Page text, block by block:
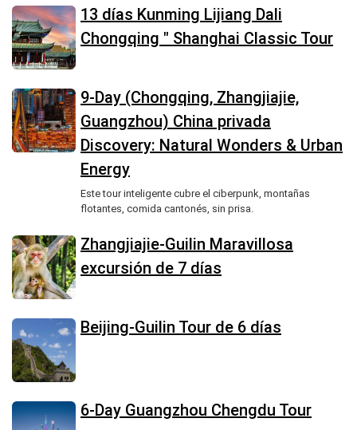
chino.
13 días Kunming Lijiang Dali
Chongqing " Shanghai Classic Tour
9-Day (Chongqing, Zhangjiajie,
Guangzhou) China privada
Discovery: Natural Wonders & Urban
Energy
Este tour inteligente cubre el ciberpunk, montañas
flotantes, comida cantonés, sin prisa.
Zhangjiajie-Guilin Maravillosa
excursión de 7 días
Beijing-Guilin Tour de 6 días
6-Day Guangzhou Chengdu Tour